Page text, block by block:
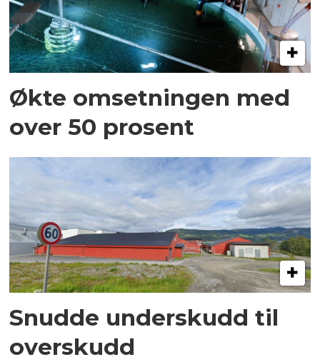
Økte omsetningen med
over 50 prosent
Snudde underskudd til
overskudd